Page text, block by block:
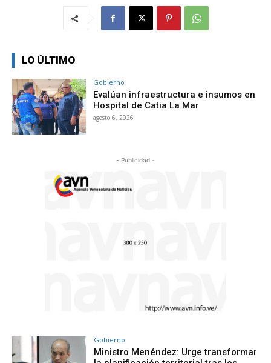
LO ÚLTIMO
Gobierno
Evalúan infraestructura e insumos en
Hospital de Catia La Mar
agosto 6, 2026
- Publicidad -
Gobierno
Ministro Menéndez: Urge transformar